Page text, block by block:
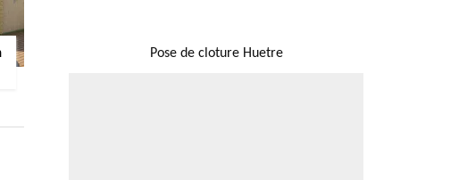
Pose de cloture Huetre